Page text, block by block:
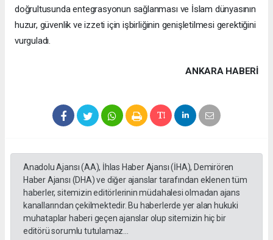
doğrultusunda entegrasyonun sağlanması ve İslam dünyasının
huzur, güvenlik ve izzeti için işbirliğinin genişletilmesi gerektiğini
vurguladı.
ANKARA HABERİ
Anadolu Ajansı (AA), İhlas Haber Ajansı (İHA), Demirören
Haber Ajansı (DHA) ve diğer ajanslar tarafından eklenen tüm
haberler, sitemizin editörlerinin müdahalesi olmadan ajans
kanallarından çekilmektedir. Bu haberlerde yer alan hukuki
muhataplar haberi geçen ajanslar olup sitemizin hiç bir
editörü sorumlu tutulamaz...